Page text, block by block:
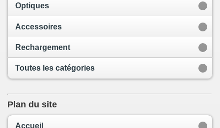
Optiques
Accessoires
Rechargement
Toutes les catégories
Plan du site
Accueil